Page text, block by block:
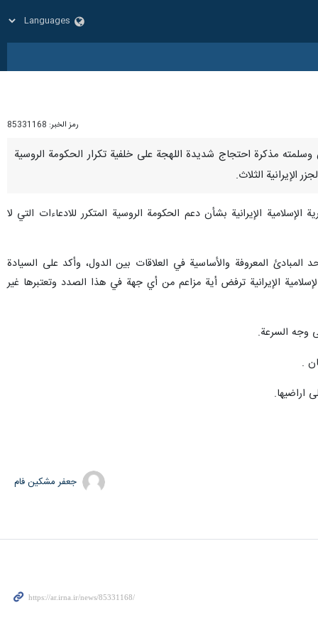
رمز الخبر: 85331168
وسلمته مذكرة احتجاج شديدة اللهجة على خلفية تكرار الحكومة الروسية
الإيرانية الثلاث.
الإيرانية بشأن دعم الحكومة الروسية المتكرر للادعاءات التي لا
المبادئ المعروفة والأساسية في العلاقات بين الدول، وأكد على السيادة
الإيرانية ترفض أية مزاعم من أي جهة في هذا الصدد وتعتبرها غير
وجه السرعة.
.
اراضيها.
جعفر مشکین فام